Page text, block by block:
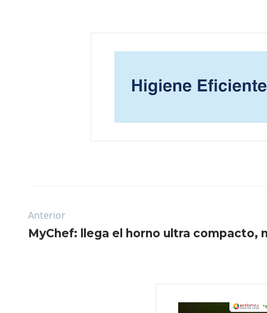
Anterior
MyChef: llega el horno ultra compacto,